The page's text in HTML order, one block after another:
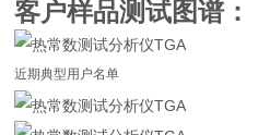
客户样品测试图谱：
近期典型用户名单